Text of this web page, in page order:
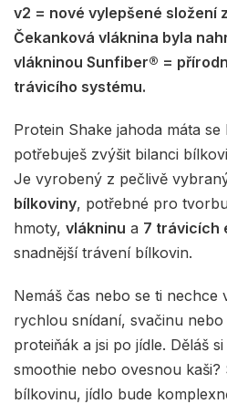
v2 = nové vylepšené složení
Čekanková vláknina byla
vlákninou Sunfiber® =
trávicího systému.
Protein Shake jahoda máta se
potřebuješ zvýšit bilanci
Je vyrobený z pečlivě
bílkoviny, potřebné pro
hmoty, vlákninu a 7 trávicích
snadnější trávení bílkovin.
Nemáš čas nebo se ti nechce
rychlou snídaní, svačinu nebo
proteiňák a jsi po jídle. Děláš
smoothie nebo ovesnou kaši?
bílkovinu, jídlo bude